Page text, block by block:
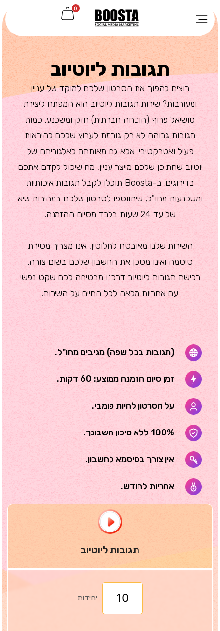
0
תגובות ליוטיוב
רוצים להפוך את הסרטון שלכם למוקד של עניין
ומעורבות? שירות תגובות ליוטיוב הוא המפתח ליצירת
סושיאל פרוף (הוכחה חברתית) חזק ומשכנע. כמות
תגובות גבוהה לא רק גורמת לערוץ שלכם להיראות
פעיל ואטרקטיבי, אלא גם מאותתת לאלגוריתם של
יוטיוב שהתוכן שלכם מייצר עניין, מה שיכול לקדם אתכם
בדירוגים. ב-Boosta תוכלו לקבל תגובות איכותיות
ומשכנעות מחו"ל, שיתווספו לסרטון שלכם במהירות שיא
של עד 24 שעות בלבד מסיום ההזמנה.
השירות שלנו מאובטח לחלוטין, אינו מצריך מסירת
סיסמה ואינו מסכן את החשבון שלכם בשום צורה.
רכישת תגובות ליוטיוב דרכנו מבטיחה לכם שקט נפשי
עם אחריות מלאה לכל החיים על השירות.
(תגובות בכל שפה) מגיבים מחו"ל.
זמן סיום הזמנה ממוצע: 60 דקות.
על הסרטון להיות פומבי.
100% ללא סיכון חשבונך.
אין צורך בסיסמא לחשבון.
אחריות לחודש.
תגובות ליוטיוב
יחידות